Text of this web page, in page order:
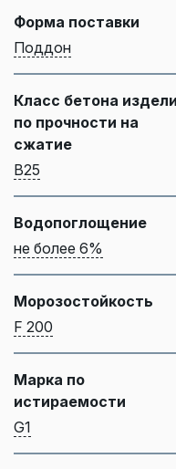
Форма поставки
Поддон
Класс бетона
по прочности на
сжатие
B25
Водопоглощение
не более 6%
Морозостойкость
F 200
Марка по
истираемости
G1